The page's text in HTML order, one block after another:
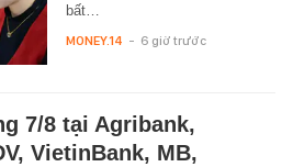
bất…
MONEY.14 - 6 giờ trước
7/8 tại Agribank,
VietinBank, MB,